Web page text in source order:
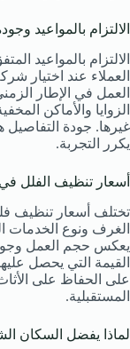
الالتزام بالمواعيد
الالتزام بالمواعيد
العملاء عند اختيار
العمل في الإطار
الزوايا والأماكن
غيرها. جودة التفاصيل
يكرر التجربة.
أسعار تنظيف الفلل
تختلف أسعار تنظيف
الغرف ونوع الخدمات
يعكس حجم العمل
القيمة التي يحصل
على الحفاظ على
المستقبلية.
لماذا يفضل السكان